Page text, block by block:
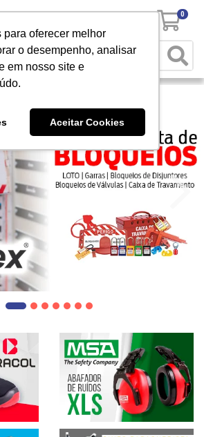
oferecer melhor
o desempenho, analisar
em nosso site e
Aceitar Cookies
0